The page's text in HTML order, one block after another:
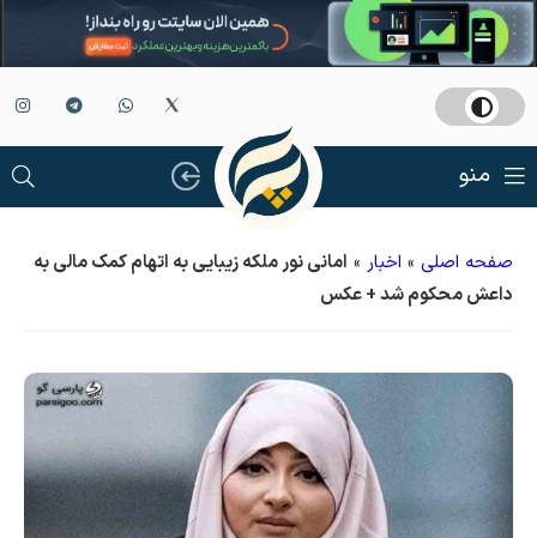
منو
صفحه اصلی » اخبار » امانی نور ملکه زیبایی به اتهام کمک مالی به
داعش محکوم شد + عکس